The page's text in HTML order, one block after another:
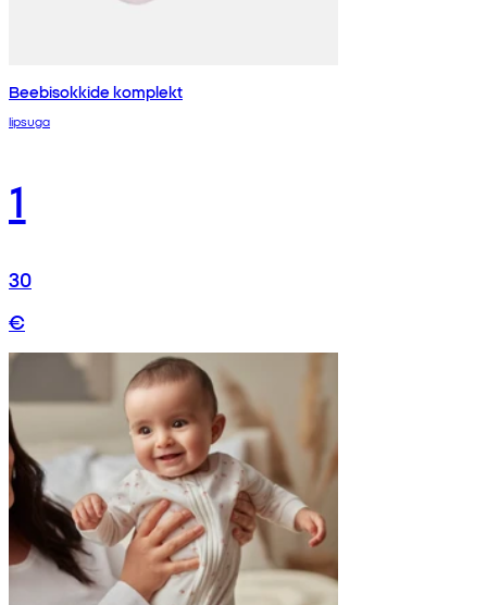
Beebisokkide komplekt
lipsuga
1
30
€